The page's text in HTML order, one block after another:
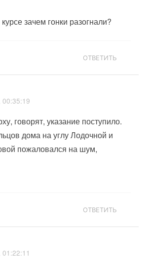
зачем гонки разогнали?
ОТВЕТИТЬ
говорят, указание поступило.
дома на углу Лодочной и
пожаловался на шум,
ОТВЕТИТЬ